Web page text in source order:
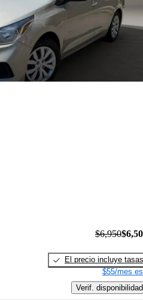
$6,950
El precio incluye tasas
$55/mes
Verif. disponibilidad